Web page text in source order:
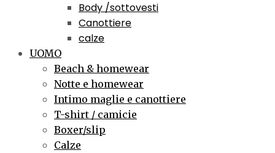
Body /sottovesti
Canottiere
calze
UOMO
Beach & homewear
Notte e homewear
Intimo maglie e canottiere
T-shirt / camicie
Boxer/slip
Calze